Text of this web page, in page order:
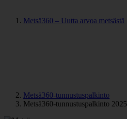
Metsä360 – Uutta arvoa metsästä
Metsä360-tunnustuspalkinto
Metsä360-tunnustuspalkinto 2025